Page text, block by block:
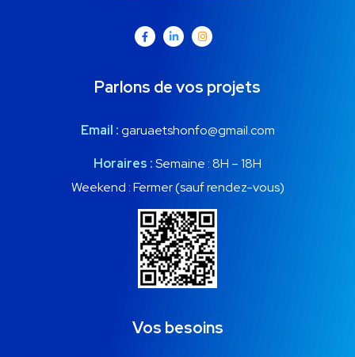
Parlons de vos projets
Email :garuaetshonfo@gmail.com
Horaires :Semaine : 8H – 18H
Weekend : Fermer (sauf rendez-vous)
Vos besoins